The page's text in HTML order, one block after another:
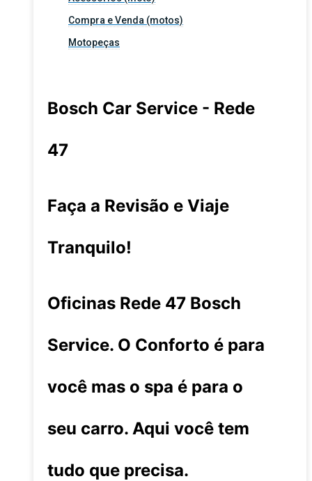
Compra e Venda (motos)
Motopeças
Bosch Car Service - Rede
47
Faça a Revisão e Viaje
Tranquilo!
Oficinas Rede 47 Bosch
Service. O Conforto é para
você mas o spa é para o
seu carro. Aqui você tem
tudo que precisa.